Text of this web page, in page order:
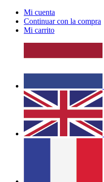
Mi cuenta
Continuar con la compra
Mi carrito